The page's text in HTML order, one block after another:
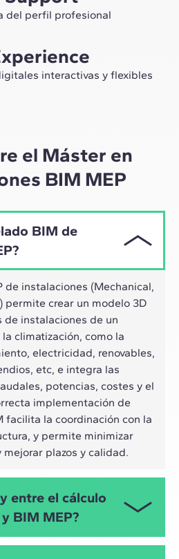
seleccionados,
del perfil profesional
para tener una visión crítica y
en el sector.
interactivas y flexibles
actuales.
el Máster en
BIM MEP
BIM de
de instalaciones (Mechanical,
permite crear un modelo 3D
instalaciones de un
climatización, como la
electricidad, renovables,
etc, e integra las
potencias, costes y el
implementación de
facilita la coordinación con la
y permite minimizar
mejorar plazos y calidad.
entre el cálculo
BIM MEP?